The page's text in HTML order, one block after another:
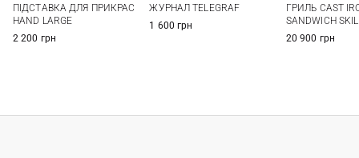
ПІДСТАВКА ДЛЯ ПРИКРАС
HAND LARGE
2 200 грн
ЖУРНАЛ TELEGRAF
1 600 грн
ГРИЛЬ CAST
SANDWICH
20 900 грн